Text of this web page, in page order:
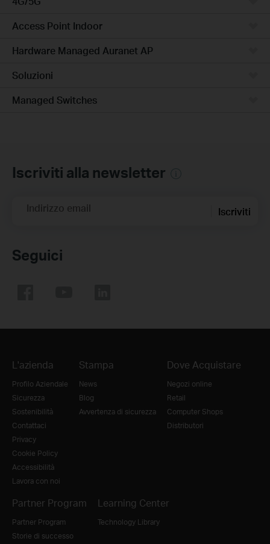
Access Point Indoor
Hardware Managed Auranet AP
Soluzioni
Managed Switches
Iscriviti alla newsletter
Indirizzo email Iscriviti
Seguici
L'azienda
Profilo Aziendale
Sicurezza
Sostenibilità
Contattaci
Privacy
Cookie Policy
Accessibilità
Lavora con noi
Stampa
News
Blog
Avvertenza di sicurezza
Dove Acquistare
Negozi online
Retail
Computer Shops
Distributori
Partner Program
Partner Program
Storie di successo
Learning Center
Technology Library